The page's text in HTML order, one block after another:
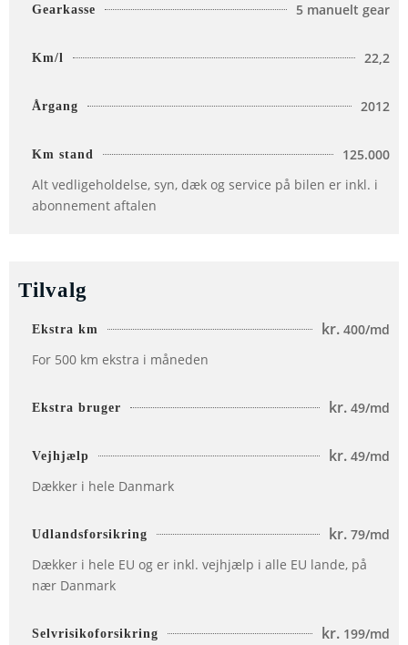
Gearkasse 5 manuelt gear
Km/l 22,2
Årgang 2012
Km stand
125.000
Alt vedligeholdelse, syn, dæk og service på bilen er inkl. i
abonnement aftalen
Tilvalg
Ekstra km kr. 400/md
For 500 km ekstra i måneden
Ekstra bruger kr. 49/md
Vejhjælp kr. 49/md
Dækker i hele Danmark
Udlandsforsikring kr. 79/md
Dækker i hele EU og er inkl. vejhjælp i alle EU lande, på
nær Danmark
Selvrisikoforsikring kr. 199/md